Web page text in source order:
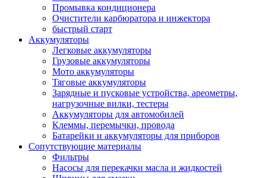
Промывка кондиционера
Очистители карбюратора и инжектора
быстрый старт
Аккумуляторы
Легковые аккумуляторы
Грузовые аккумуляторы
Мото аккумуляторы
Тяговые аккумуляторы
Зарядные и пусковые устройства, ареометры,
нагрузочные вилки, тестеры
Аккумуляторы для автомобилей
Клеммы, перемычки, провода
Батарейки и аккумуляторы для приборов
Сопутствующие материалы
Фильтры
Насосы для перекачки масла и жидкостей